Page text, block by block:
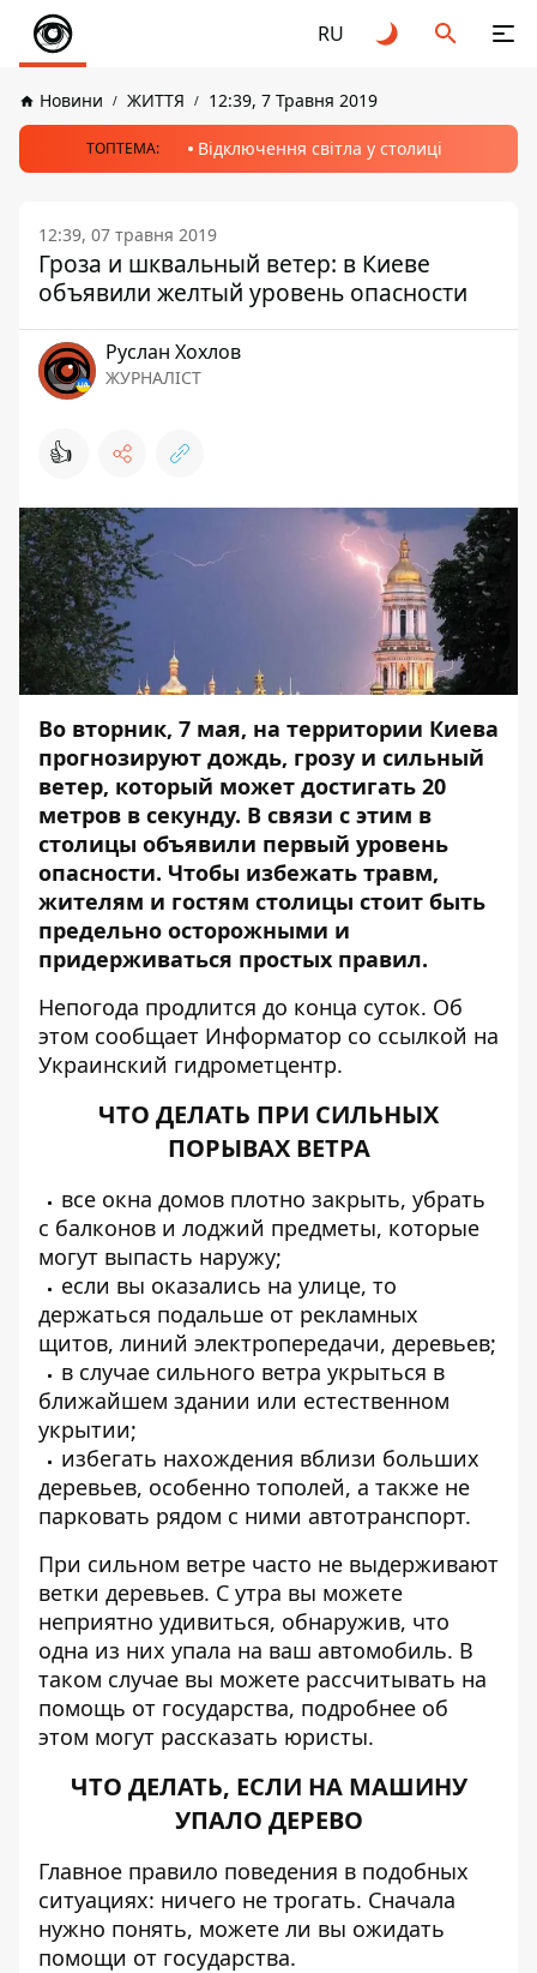
RU
Новини ЖИТТЯ 12:39, 7 Травня 2019
ТОПТЕМА: Відключення світла у столиці
12:39, 07 травня 2019
Гроза и шквальный ветер: в Киеве
объявили желтый уровень опасности
Руслан Хохлов
ЖУРНАЛІСТ
👍
Во вторник, 7 мая, на территории Киева
прогнозируют дождь, грозу и сильный
ветер, который может достигать 20
метров в секунду. В связи с этим в
столицы объявили первый уровень
опасности. Чтобы избежать травм,
жителям и гостям столицы стоит быть
предельно осторожными и
придерживаться простых правил.
Непогода продлится до конца суток. Об
этом сообщает Информатор со ссылкой на
Украинский гидрометцентр.
ЧТО ДЕЛАТЬ ПРИ СИЛЬНЫХ
ПОРЫВАХ ВЕТРА
все окна домов плотно закрыть, убрать
с балконов и лоджий предметы, которые
могут выпасть наружу;
если вы оказались на улице, то
держаться подальше от рекламных
щитов, линий электропередачи, деревьев;
в случае сильного ветра укрыться в
ближайшем здании или естественном
укрытии;
избегать нахождения вблизи больших
деревьев, особенно тополей, а также не
парковать рядом с ними автотранспорт.
При сильном ветре часто не выдерживают
ветки деревьев. С утра вы можете
неприятно удивиться, обнаружив, что
одна из них упала на ваш автомобиль. В
таком случае вы можете рассчитывать на
помощь от государства, подробнее об
этом могут рассказать юристы.
ЧТО ДЕЛАТЬ, ЕСЛИ НА МАШИНУ
УПАЛО ДЕРЕВО
Главное правило поведения в подобных
ситуациях: ничего не трогать. Сначала
нужно понять, можете ли вы ожидать
помощи от государства.